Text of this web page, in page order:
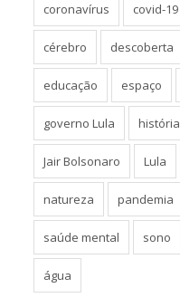
coronavírus covid-19
cérebro descoberta
educação espaço
governo Lula história
Jair Bolsonaro Lula
natureza pandemia
saúde mental sono
água